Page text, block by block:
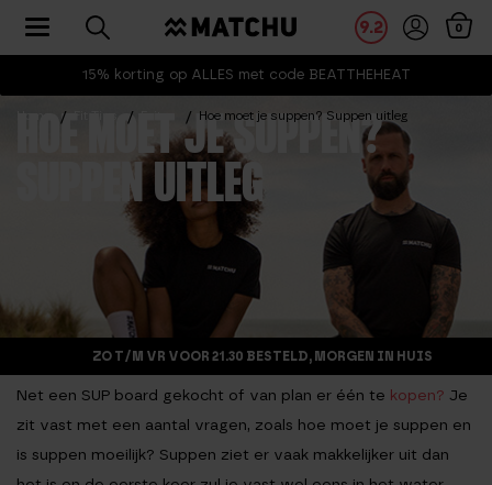
15% korting op ALLES met code BEATTHEHEAT
9.2 0
Toggle navigation
Hoe moet je suppen? Suppen uitleg
HOE MOET JE SUPPEN?
SUPPEN UITLEG
ZO T/M VR VOOR 21.30 BESTELD, MORGEN IN HUIS
Net een SUP board gekocht of van plan er één te kopen? Je
zit vast met een aantal vragen, zoals hoe moet je suppen en
is suppen moeilijk? Suppen ziet er vaak makkelijker uit dan